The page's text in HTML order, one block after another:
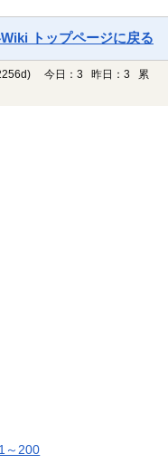
トップページに戻る
今日：3 昨日：3 累
～200